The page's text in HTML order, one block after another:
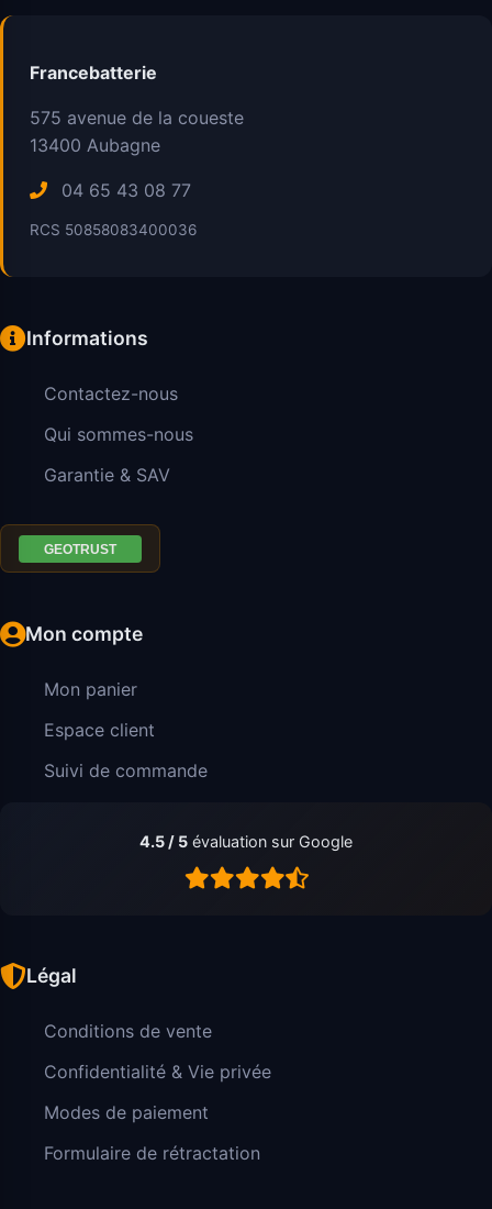
Francebatterie
575 avenue de la coueste
13400 Aubagne
04 65 43 08 77
RCS 50858083400036
Informations
Contactez-nous
Qui sommes-nous
Garantie & SAV
Mon compte
Mon panier
Espace client
Suivi de commande
4.5 / 5 évaluation sur Google
Légal
Conditions de vente
Confidentialité & Vie privée
Modes de paiement
Formulaire de rétractation